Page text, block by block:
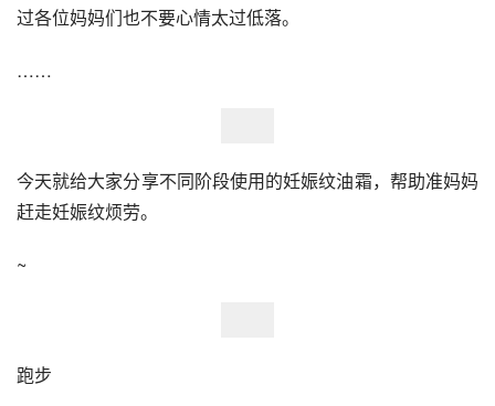
过各位妈妈们也不要心情太过低落。
……
今天就给大家分享不同阶段使用的妊娠纹油霜，帮助准妈妈
赶走妊娠纹烦劳。
~
跑步